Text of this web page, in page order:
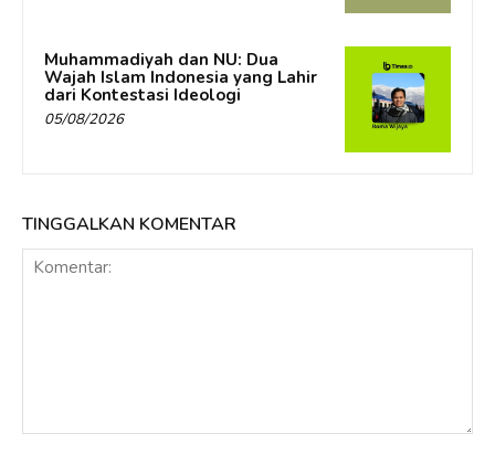
Muhammadiyah dan NU: Dua
Wajah Islam Indonesia yang Lahir
dari Kontestasi Ideologi
05/08/2026
TINGGALKAN KOMENTAR